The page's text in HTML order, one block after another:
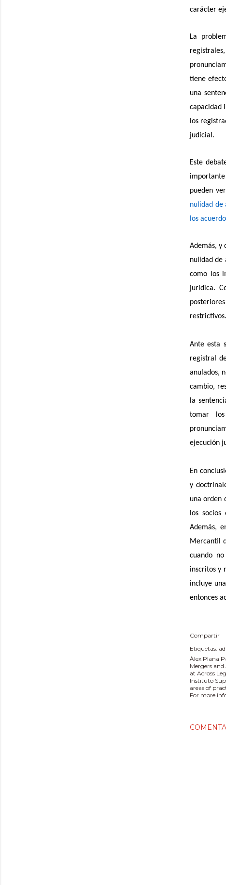
carácter
La
tiene
una
capacidad
los
judicial.
Este
pueden
nulidad de
los
Además, y
nulidad de
como los
jurídica.
restrictivos.
Ante esta
registral
anulados,
cambio,
la
tomar
ejecución
En
y
una orden
los
Además,
Mercantil
cuando
inscritos y
incluye
entonces
Compartir
Etiquetas:
Àlex Plana
Mergers
at Across
Instituto
areas of
For more